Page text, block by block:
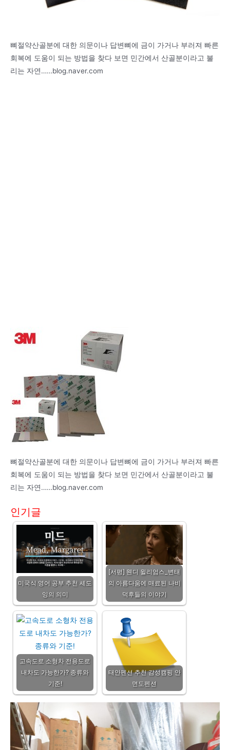
뼈절약산골분에 대한 의문이나 답변뼈에 금이 가거나 부러져 빠른
회복에 도움이 되는 방법을 찾다 보면 민간에서 산골분이라고 불
리는 자연……blog.naver.com
뼈절약산골분에 대한 의문이나 답변뼈에 금이 가거나 부러져 빠른
회복에 도움이 되는 방법을 찾다 보면 민간에서 산골분이라고 불
리는 자연……blog.naver.com
인기글
미국식 영어 공부 추천 셰도
잉의 의미
[서평] 웬디 윌리엄스_변태
의 아름다움에 매료된 나비
덕후들의 이야기
고속도로 소형차 전용도로
내차도 가능한가? 종류와
기준!
태안펜션 추천 감성캠핑 안
면도펜션